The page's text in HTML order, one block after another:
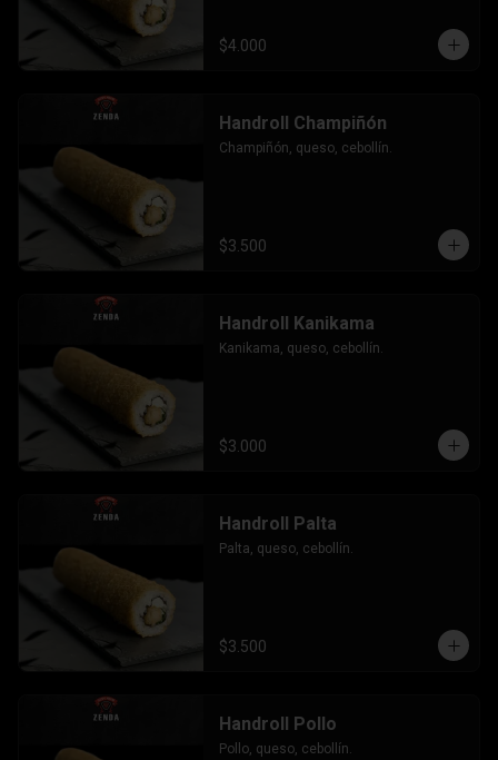
$4.000
Handroll Champiñón
Champiñón, queso, cebollín.
$3.500
Handroll Kanikama
Kanikama, queso, cebollín.
$3.000
Handroll Palta
Palta, queso, cebollín.
$3.500
Handroll Pollo
Pollo, queso, cebollín.